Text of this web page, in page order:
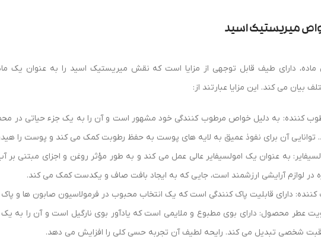
میریستیک اسید
ماده، دارای طیف قابل توجهی از مزایا است که نقش میریستیک اسید را به عنوان یک
بیان می کند. این مزایا عبارتند از:
کننده: به دلیل خواص مرطوب کنندگی خود مشهور است و آن را به یک جزء حیاتی در
توانایی آن برای نفوذ عمیق به لایه های پوست به حفظ رطوبت کمک می کند و پوست را
به عنوان یک امولسیفایر عالی عمل می کند و به طور مؤثر روغن و اجزای مبتنی
در لوازم آرایشی ارزشمند است، جایی که به ایجاد بافت صاف و یکدست کمک می کند.
کننده: دارای قابلیت پاک کنندگی است که یک انتخاب محبوب در فرمولاسیون صابون ها و
عطر محصول: دارای بوی مطبوع و ملایمی است که یادآور بوی نارگیل است و آن را به
شخصی تبدیل می کند. رایحه لطیف آن تجربه حسی کلی را افزایش می دهد.